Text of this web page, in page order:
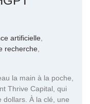
artificielle
recherche
la main à la poche,
Thrive Capital, qui
dollars. À la clé, une